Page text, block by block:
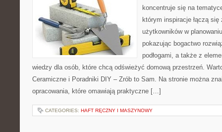
koncentruje się na
którym inspiracje łączą
użytkowników w
pokazując bogactwo
podłogami, a także z
wiedzy dla osób, które chcą odświeżyć domową przestrzeń.
Ceramiczne i Poradniki DIY – Zrób to Sam. Na stronie można
opracowania, które omawiają praktyczne […]
CATEGORIES: HAFT RĘCZNY I MASZYNOWY